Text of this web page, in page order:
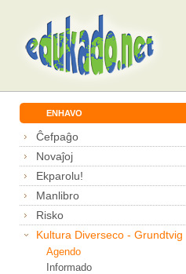
ENHAVO
Ĉefpaĝo
Novaĵoj
Ekparolu!
Manlibro
Risko
Kultura Diverseco - Grundtvig
Agendo
Informado